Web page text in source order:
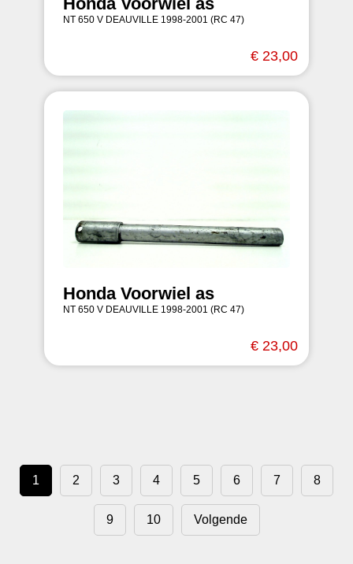
NT 650 V DEAUVILLE 1998-2001 (RC 47)
€ 23,00
Honda Voorwiel as
NT 650 V DEAUVILLE 1998-2001 (RC 47)
€ 23,00
1 2 3 4 5 6 7 8
9 10 Volgende